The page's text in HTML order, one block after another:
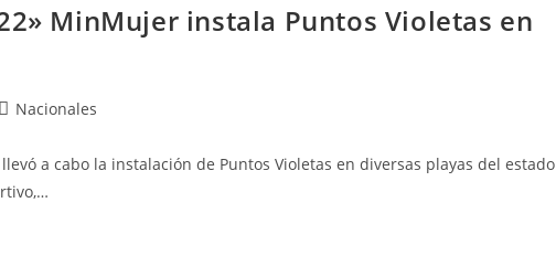
MinMujer instala Puntos Violetas en
Nacionales
a cabo la instalación de Puntos Violetas en diversas playas del estado